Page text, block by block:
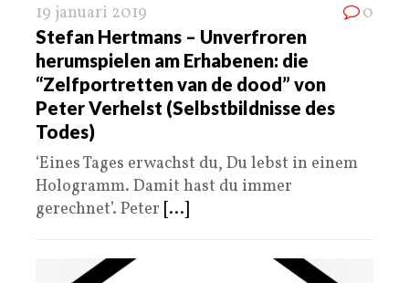
19 januari 2019 0
Stefan Hertmans – Unverfroren
herumspielen am Erhabenen: die
“Zelfportretten van de dood” von
Peter Verhelst (Selbstbildnisse des
Todes)
‘Eines Tages erwachst du, Du lebst in einem
Hologramm. Damit hast du immer
gerechnet’. Peter [...]